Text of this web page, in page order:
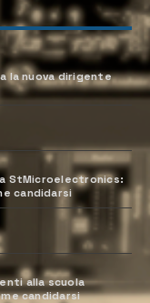
la nuova dirigente
StMicroelectronics:
candidarsi
alla scuola
candidarsi